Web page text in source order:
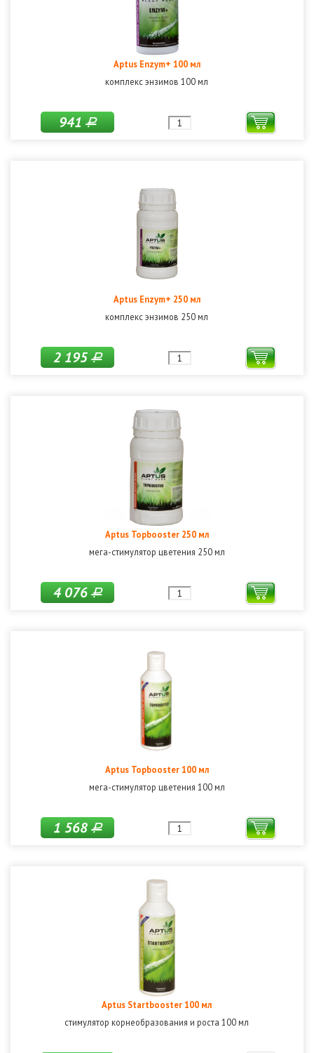
Aptus Enzym+ 100 мл
комплекс энзимов 100 мл
941Р
Aptus Enzym+ 250 мл
комплекс энзимов 250 мл
2 195Р
Aptus Topbooster 250 мл
мега-стимулятор цветения 250 мл
4 076Р
Aptus Topbooster 100 мл
мега-стимулятор цветения 100 мл
1 568Р
Aptus Startbooster 100 мл
стимулятор корнеобразования и роста 100 мл